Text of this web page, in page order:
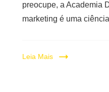
preocupe, a Academia
marketing é uma
Leia Mais